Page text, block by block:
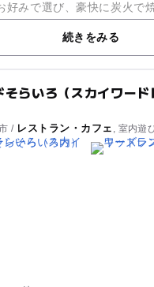
好みで選び、豪快に炭火で
400種の海産物も浜焼きバ
続きをみる
そらいろ（スカイワー
/ レストラン・カフェ , 室内遊